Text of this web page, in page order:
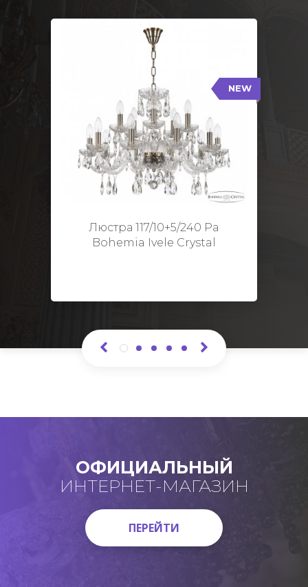
NEW
Люстра 117/10+5/240 Pa
Bohemia Ivele Crystal
117/10+5/240 Pa
Тип: Стеклянный рожок
Цвет арматуры: Патина/
Кол-во ламп: 15
Диаметр: 70 см
ОФИЦИАЛЬНЫЙ
ИНТЕРНЕТ-МАГАЗИН
ПЕРЕЙТИ
ПЕРЕЙТИ